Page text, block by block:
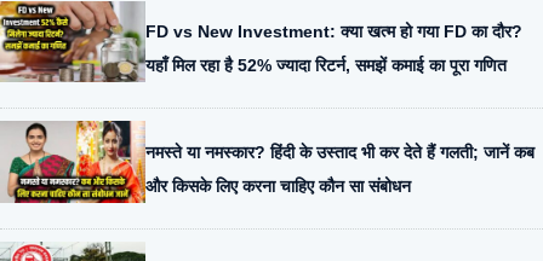
FD vs New Investment: क्या खत्म हो गया FD का दौर?
यहाँ मिल रहा है 52% ज्यादा रिटर्न, समझें कमाई का पूरा गणित
नमस्ते या नमस्कार? हिंदी के उस्ताद भी कर देते हैं गलती; जानें कब
और किसके लिए करना चाहिए कौन सा संबोधन